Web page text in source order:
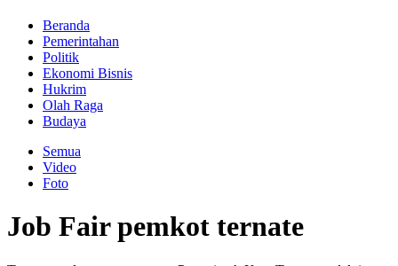
Beranda
Pemerintahan
Politik
Ekonomi Bisnis
Hukrim
Olah Raga
Budaya
Semua
Video
Foto
Job Fair pemkot ternate